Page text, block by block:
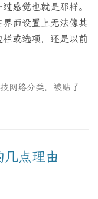
感觉也就是那样。
面设置上无法像其
或选项，还是以前
网络分类，被贴了
点理由